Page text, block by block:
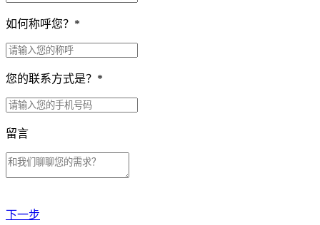
如何称呼您？ *
您的联系方式是？ *
留言
下一步